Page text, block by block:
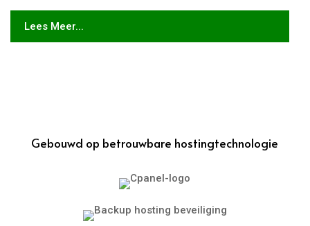
Lees Meer...
Gebouwd op betrouwbare hostingtechnologie